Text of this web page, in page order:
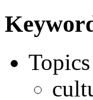
Topics